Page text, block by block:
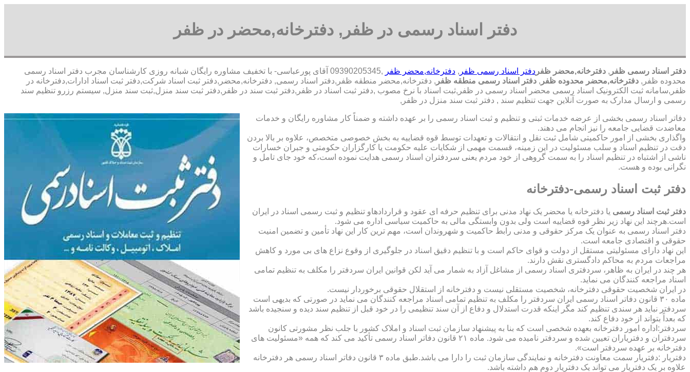
دفتر اسناد رسمی در ظفر, دفترخانه,محضر در ظفر
دفتر اسناد رسمی ظفر , دفترخانه,محضر ظفر دفتر اسناد رسمی ظفر , دفترخانه,محضر ظفر
,09390205345 آقای پورعباسی- با تخفیف مشاوره رايگان شبانه روزی کارشناسان مجرب دفتر اسناد رسمی
محدوده ظفر, دفترخانه,محضر محدوده ظفر , دفتر اسناد رسمی منطقه ظفر , دفترخانه,محضر منطقه ظفر,دفتر اسناد رسمی, دفترخانه,محضر,دفتر ثبت اسناد شرکت,دفتر ثبت اسناد ادارات,دفترخانه در
ظفر,سامانه ثبت الکترونیک اسناد رسمی محضر اسناد رسمی در ظفر,ثبت اسناد با نرخ مصوب ,دفتر ثبت اسناد در ظفر,دفتر ثبت سند در ظفر,دفتر ثبت سند منزل,ثبت سند منزل, سیستم رزرو تنظیم سند
رسمی و ارسال مدارک به صورت آنلاین جهت تنظیم سند , دفتر ثبت سند منزل در ظفر,
دفاتر اسناد رسمی بخشی از عرضه خدمات ثبتی و تنظیم و ثبت اسناد رسمی را بر عهده داشته و ضمناً کار مشاوره رایگان و خدمات
معاضدت قضایی جامعه را نیز انجام می دهند.
واگذاری بخشی از امور حاکمیتی شامل ثبت نقل و انتقالات و تعهدات توسط قوه قضاییه به بخش خصوصی متخصص، علاوه بر بالا بردن
دقت در تنظیم اسناد و سلب مسئولیت در این زمینه، قسمت مهمی از شکایات علیه حکومت یا کارگزاران حکومتی و جبران خسارات
ناشی از اشتباه در تنظیم اسناد را به سمت گروهی از خود مردم یعنی سردفتران اسناد رسمی هدایت نموده است،که خود جای تامل و
نگرانی بوده و هست.
دفتر ثبت اسناد رسمی-دفترخانه
دفتر ثبت اسناد رسمی یا دفترخانه یا محضر یک نهاد مدنی برای تنظیم حرفه ای عقود و قراردادهاو تنظیم و ثبت رسمی اسناد در ایران
است.هرچند این نهاد زیر نظر قوه قضاییه است ولی بدون وابستگی مالی به حاکمیت سیاسی اداره می شود.
دفتر اسناد رسمی به عنوان یک مرکز حقوقی و مدنی رابط حاکمیت و شهروندان است، مهم ترین کار این نهاد تأمین و تضمین امنیت
حقوقی و اقتصادی جامعه است.
این نهاد دارای مسئولیتی مستقل از دولت و قوای حاکم است و با تنظیم دقیق اسناد در جلوگیری از وقوع نزاع های بی مورد و کاهش
مراجعات مردم به محاکم دادگستری نقش دارند.
هر چند در ایران به ظاهر، سردفتری اسناد رسمی از مشاغل آزاد به شمار می آید لکن قوانین ایران سردفتر را مکلف به تنظیم تمامی
اسناد مراجعه کنندگان می نماید.
در ایران شخصیت حقوقی دفترخانه، شخصیت مستقلی نیست و دفترخانه از استقلال حقوقی برخوردار نیست.
ماده ۳۰ قانون دفاتر اسناد رسمی ایران سردفتر را مکلف به تنظیم تمامی اسناد مراجعه کنندگان می نماید در صورتی که بدیهی است
سردفتر نباید هر سندی تنظیم کند مگر اینکه قدرت استدلال و دفاع از آن سند تنظیمی را در خود قبل از تنظیم سند دیده و سنجیده باشد
که بعداً بتواند از خود دفاع کند.
سردفتر:اداره امور دفترخانه بعهده شخصی است که بنا به پیشنهاد سازمان ثبت اسناد و املاک کشور با جلب نظر مشورتی کانون
سردفتران و دفتریاران تعیین شده و سردفتر نامیده می شود. ماده ۲۱ قانون دفاتر اسناد رسمی تأکید می کند که همه «مسئولیت های
دفترخانه بر عهده سردفتر است».
دفتریار :دفتریار سمت معاونت دفترخانه و نمایندگی سازمان ثبت را دارا می باشد.طبق ماده ۳ قانون دفاتر اسناد رسمی هر دفترخانه
علاوه بر یک دفتریار می تواند یک دفتریار دوم هم داشته باشد.